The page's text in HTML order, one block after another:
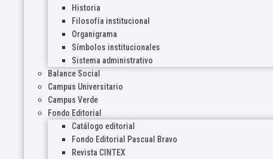
Historia
Filosofía institucional
Organigrama
Símbolos institucionales
Sistema administrativo
Balance Social
Campus Universitario
Campus Verde
Fondo Editorial
Catálogo editorial
Fondo Editorial Pascual Bravo
Revista CINTEX